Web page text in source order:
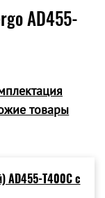
AD455-
товары